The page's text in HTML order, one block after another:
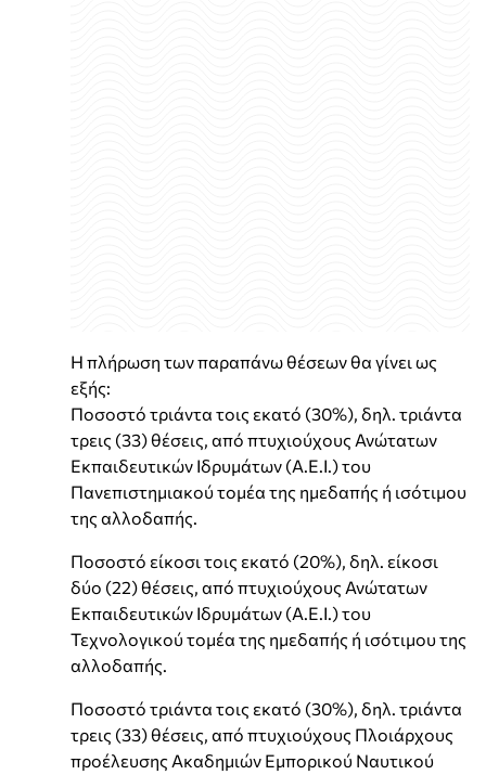
Η πλήρωση των παραπάνω θέσεων θα γίνει ως
εξής:
Ποσοστό τριάντα τοις εκατό (30%), δηλ. τριάντα
τρεις (33) θέσεις, από πτυχιούχους Ανώτατων
Εκπαιδευτικών Ιδρυμάτων (Α.Ε.Ι.) του
Πανεπιστημιακού τομέα της ημεδαπής ή ισότιμου
της αλλοδαπής.
Ποσοστό είκοσι τοις εκατό (20%), δηλ. είκοσι
δύο (22) θέσεις, από πτυχιούχους Ανώτατων
Εκπαιδευτικών Ιδρυμάτων (Α.Ε.Ι.) του
Τεχνολογικού τομέα της ημεδαπής ή ισότιμου της
αλλοδαπής.
Ποσοστό τριάντα τοις εκατό (30%), δηλ. τριάντα
τρεις (33) θέσεις, από πτυχιούχους Πλοιάρχους
προέλευσης Ακαδημιών Εμπορικού Ναυτικού